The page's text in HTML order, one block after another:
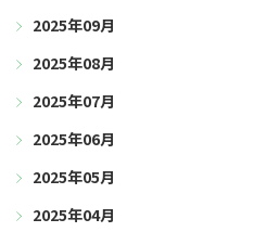
2025年09月
2025年08月
2025年07月
2025年06月
2025年05月
2025年04月